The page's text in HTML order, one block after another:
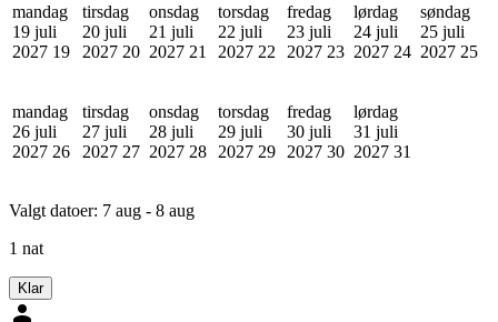
mandag
19 juli
2027 19
tirsdag
20 juli
2027 20
onsdag
21 juli
2027 21
torsdag
22 juli
2027 22
fredag
23 juli
2027 23
lørdag
24 juli
2027 24
søndag
25 juli
2027 25
mandag
26 juli
2027 26
tirsdag
27 juli
2027 27
onsdag
28 juli
2027 28
torsdag
29 juli
2027 29
fredag
30 juli
2027 30
lørdag
31 juli
2027 31
Valgt datoer: 7 aug - 8 aug
1 nat
Klar